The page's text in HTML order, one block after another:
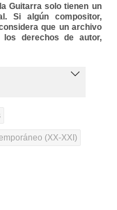
Guitarra solo tienen un
Si algún compositor,
que un archivo
derechos de autor,
(XX-XXI)